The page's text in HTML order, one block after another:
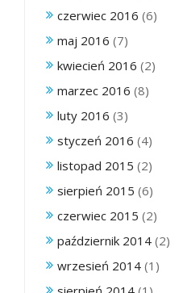
czerwiec 2016 (6)
maj 2016 (7)
kwiecień 2016 (2)
marzec 2016 (8)
luty 2016 (3)
styczeń 2016 (4)
listopad 2015 (2)
sierpień 2015 (6)
czerwiec 2015 (2)
październik 2014 (2)
wrzesień 2014 (1)